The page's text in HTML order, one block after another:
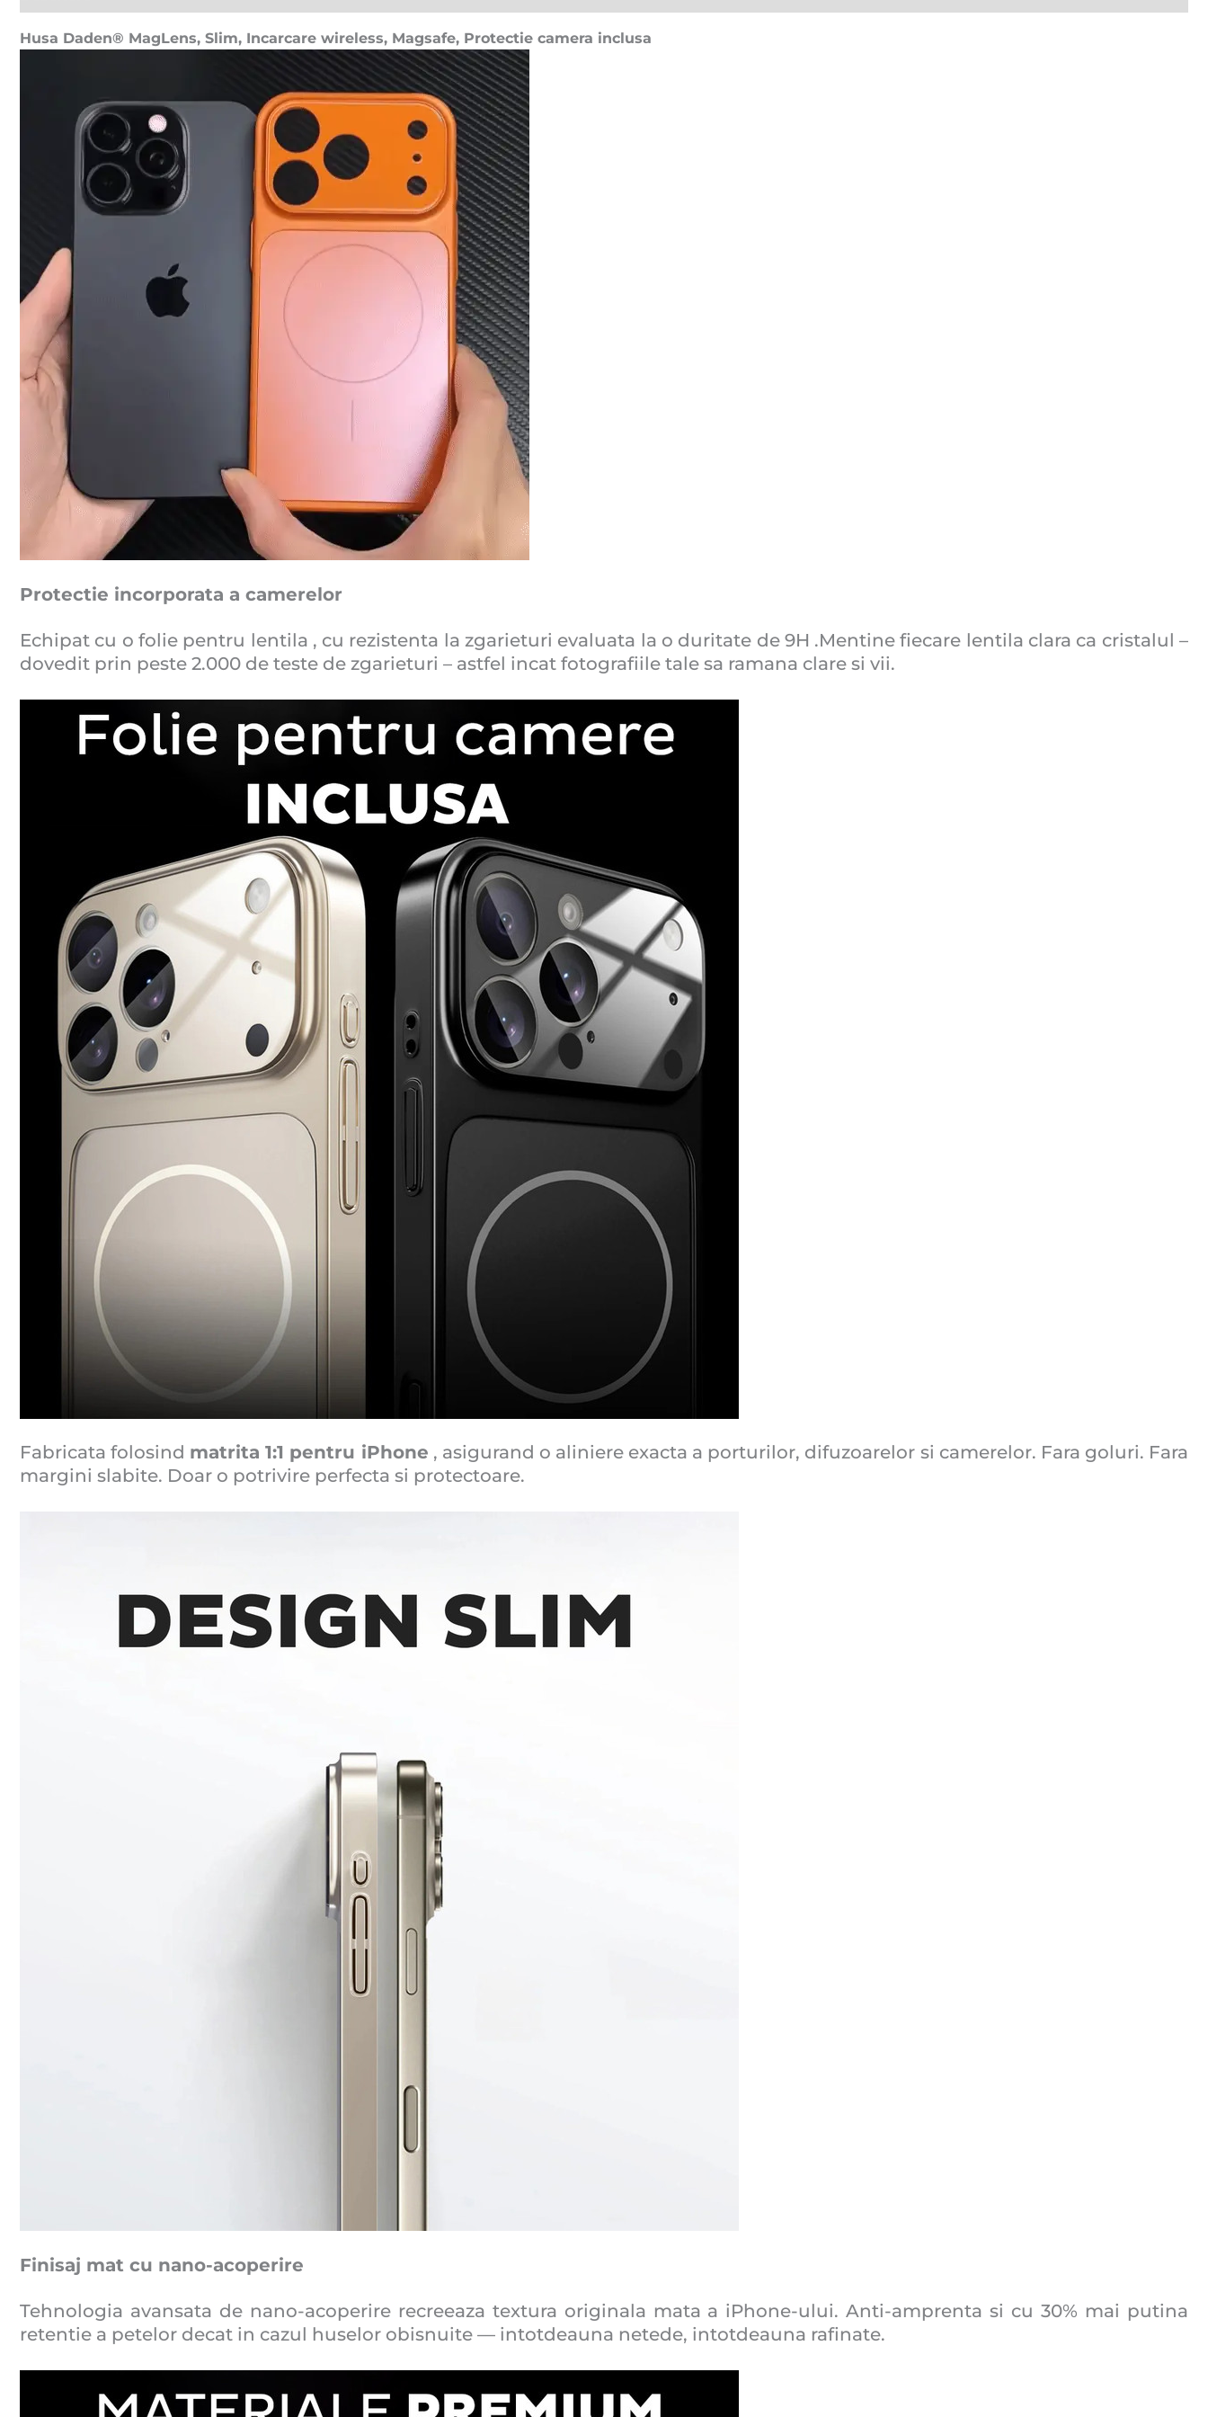
Husa Daden® MagLens, Slim, Incarcare wireless, Magsafe, Protectie camera inclusa
Protectie incorporata a camerelor
Echipat cu o folie pentru lentila , cu rezistenta la zgarieturi evaluata la o duritate de 9H .Mentine fiecare lentila clara ca cristalul –
dovedit prin peste 2.000 de teste de zgarieturi – astfel incat fotografiile tale sa ramana clare si vii.
Fabricata folosind matrita 1:1 pentru iPhone , asigurand o aliniere exacta a porturilor, difuzoarelor si camerelor. Fara goluri. Fara
margini slabite. Doar o potrivire perfecta si protectoare.
Finisaj mat cu nano-acoperire
Tehnologia avansata de nano-acoperire recreeaza textura originala mata a iPhone-ului. Anti-amprenta si cu 30% mai putina
retentie a petelor decat in ​​cazul huselor obisnuite — intotdeauna netede, intotdeauna rafinate.